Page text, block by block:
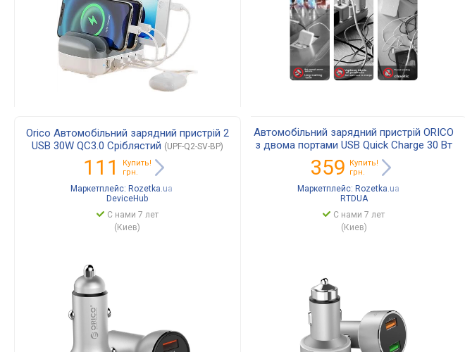
Orico Автомобільний зарядний пристрій 2
USB 30W QC3.0 Сріблястий (UPF-Q2-SV-BP)
111
Купить!
грн.
Маркетплейс: Rozetka.ua
DeviceHub
С нами 7 лет
(Киев)
Автомобільний зарядний пристрій ORICO
з двома портами USB Quick Charge 30 Вт
Gray (ORICO-UPC-Q2-SV-BP)
359
Купить!
грн.
Маркетплейс: Rozetka.ua
RTDUA
С нами 7 лет
(Киев)